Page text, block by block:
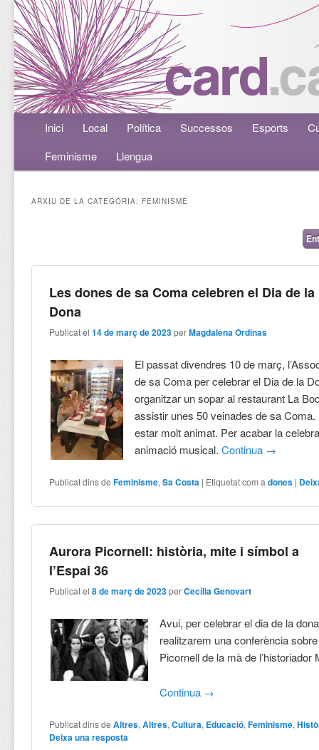
Menú principalAneu al contingut principal
Aneu al contingut secundari
Inici Local Política Successos Esports
Feminisme
Llengua
ARXIU DE LA CATEGORIA: FEMINISME
Les dones de sa Coma celebren el Dia de la
Dona
Publicat el14 de març de 2023 perMagdalena Ordinas
El passat divendres 10 de març,
de sa Coma per celebrar el Dia de la
organitzar un sopar al restaurant La
assistir unes 50 veinades de sa
estar molt animat. Per acabar la
animació musical.Continua →
Publicat dins de Feminisme,Sa Costa | Etiquetat com a dones |
Aurora Picornell: història, mite i símbol a
l’Espai 36
Publicat el8 de març de 2023 perCecília Genovart
Avui, per celebrar el dia de la
realitzarem una conferència
Picornell de la mà de l’historiador
Continua →
Publicat dins de Altres,Altres,Cultura, Educació,Feminisme,
Deixa una resposta